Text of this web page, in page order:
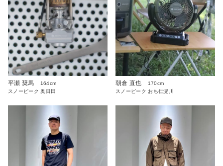
平瀬 奨馬
164cm
スノーピーク 奥日田
朝倉 直也
170cm
スノーピーク おち仁淀川